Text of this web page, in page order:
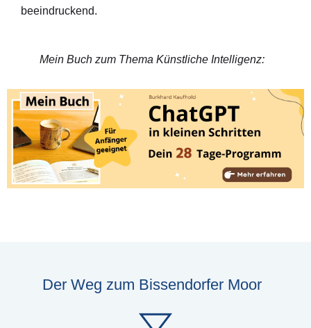
beeindruckend.
Mein Buch zum Thema Künstliche Intelligenz:
Der Weg zum Bissendorfer Moor